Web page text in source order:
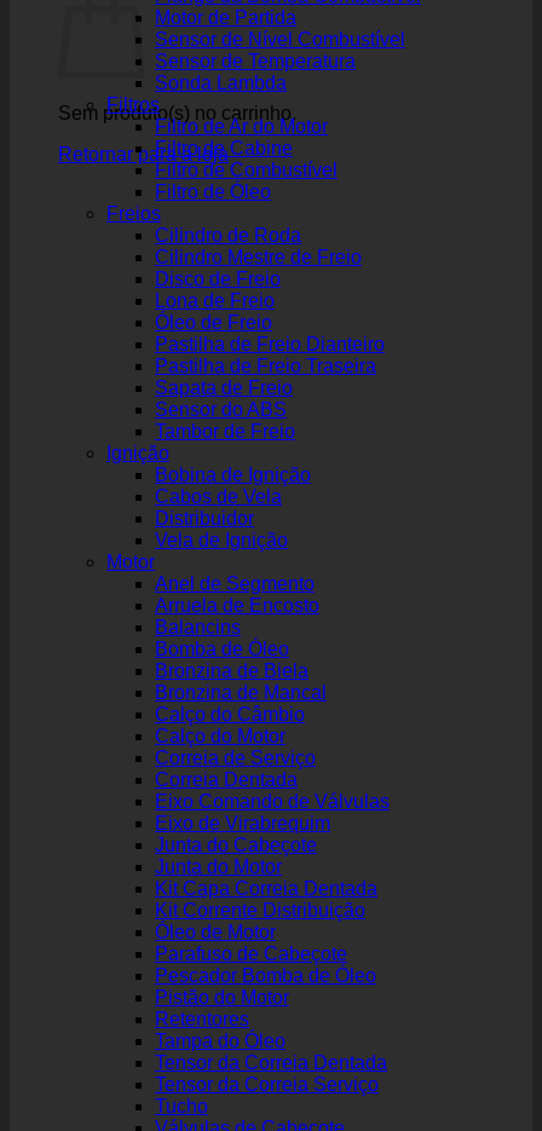
Sem produto(s) no carrinho.
Retornar para a loja
Motor de Partida
Sensor de Nível Combustível
Sensor de Temperatura
Sonda Lambda
Filtros
Filtro de Ar do Motor
Filtro de Cabine
Filtro de Combustível
Filtro de Óleo
Freios
Cilindro de Roda
Cilindro Mestre de Freio
Disco de Freio
Lona de Freio
Óleo de Freio
Pastilha de Freio Dianteiro
Pastilha de Freio Traseira
Sapata de Freio
Sensor do ABS
Tambor de Freio
Ignição
Bobina de Ignição
Cabos de Vela
Distribuidor
Vela de Ignição
Motor
Anel de Segmento
Arruela de Encosto
Balancins
Bomba de Óleo
Bronzina de Biela
Bronzina de Mancal
Calço do Câmbio
Calço do Motor
Correia de Serviço
Correia Dentada
Eixo Comando de Válvulas
Eixo de Virabrequim
Junta do Cabeçote
Junta do Motor
Kit Capa Correia Dentada
Kit Corrente Distribuição
Óleo de Motor
Parafuso de Cabeçote
Pescador Bomba de Óleo
Pistão do Motor
Retentores
Tampa do Óleo
Tensor da Correia Dentada
Tensor da Correia Serviço
Tucho